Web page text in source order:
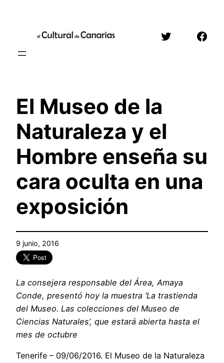
contenido
Twitter
El Museo de la
Naturaleza y el
Hombre enseña su
cara oculta en una
exposición
9 junio, 2016
La consejera responsable del Área, Amaya
Conde, presentó hoy la muestra ‘La trastienda
del Museo. Las colecciones del Museo de
Ciencias Naturales’, que estará abierta hasta el
mes de octubre
Tenerife – 09/06/2016. El Museo de la Naturaleza